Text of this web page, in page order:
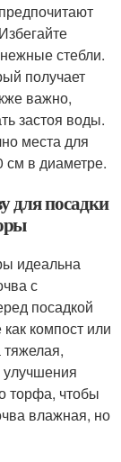
стебли.
получает
важно,
застоя воды.
места для
см в диаметре.
для посадки
идеальна
с
посадкой
компост или
торфа, чтобы
влажная, но